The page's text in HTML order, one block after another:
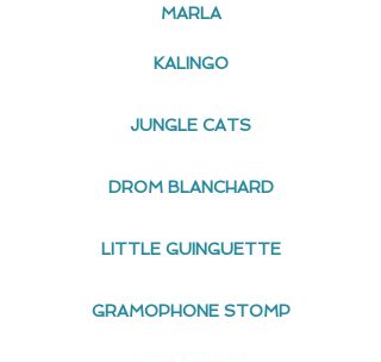
MARLA
KALINGO
JUNGLE CATS
DROM BLANCHARD
LITTLE GUINGUETTE
GRAMOPHONE STOMP